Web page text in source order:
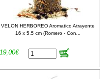
VELON HERBOREO Aromatico Atrayente
16 x 5.5 cm (Romero - Con...
19,00€